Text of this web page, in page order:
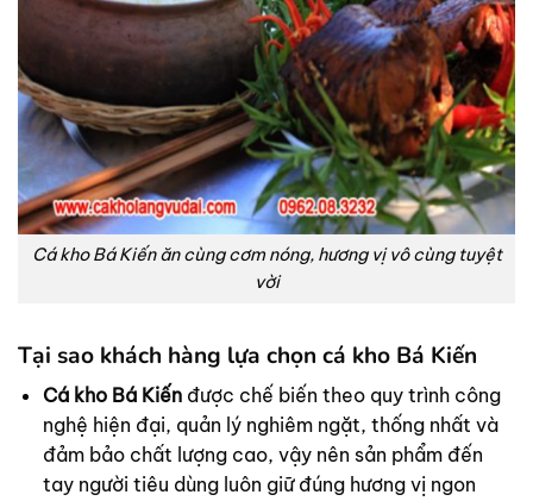
Cá kho Bá Kiến ăn cùng cơm nóng, hương vị vô cùng tuyệt
vời
Tại sao khách hàng lựa chọn cá kho Bá Kiến
Cá kho Bá Kiếnđược chế biến theo quy trình công
nghệ hiện đại, quản lý nghiêm ngặt, thống nhất và
đảm bảo chất lượng cao, vậy nên sản phẩm đến
tay người tiêu dùng luôn giữ đúng hương vị ngon